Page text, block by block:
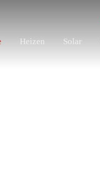
Heizen Solar